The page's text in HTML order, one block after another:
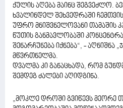
ქულის აღება მაინც შეგვეძლო.
ხვალინდელ შეხვედრაში
უფრო მნიშვნელოვანი თამაშის
წუთის განმავლობაში
შენარჩუნება იქნება“, - აღნიშნა
მწვრთნელმა.
დვალმა კი განაცხადა, რომ
შემდეგ ძალები აღიდგინა.
„მოკლე დროში გვიწევს მეორე